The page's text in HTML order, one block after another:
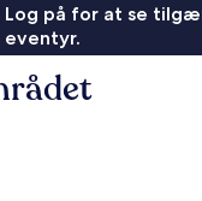
Log på for at se
eventyr.